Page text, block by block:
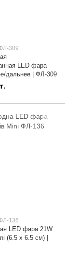
309
LED фара
дальнее | ФЛ-309
136
LED фара 21W
(6.5 х 6.5 см) |